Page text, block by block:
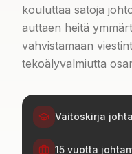
kouluttaa satoja
auttaen heitä
vahvistamaan
tekoälyvalmiutta
Väitöskirja
15 vuotta